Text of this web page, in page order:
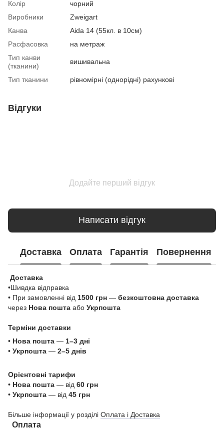
Колір
чорний
Виробники
Zweigart
Канва
Aida 14 (55кл. в 10см)
Расфасовка
на метраж
Тип канви
(тканини)
вишивальна
Тип тканини рівномірні (однорідні) рахункові
Відгуки
Додайте перший відгук
Написати відгук
Доставка Оплата Гарантія Повернення
Доставка
•Шивдка відправка
• При замовленні від 1500 грн — безкоштовна доставка
через Нова пошта або Укрпошта
Терміни доставки
• Нова пошта — 1–3 дні
• Укрпошта — 2–5 днів
Орієнтовні тарифи
• Нова пошта — від 60 грн
• Укрпошта — від 45 грн
Більше інформації у розділі Оплата і Доставка
Оплата